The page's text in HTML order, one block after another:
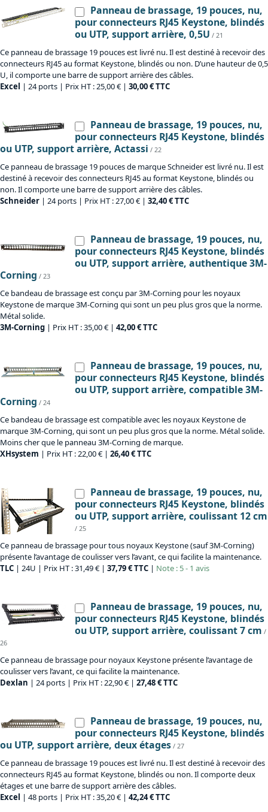
Panneau de brassage, 19 pouces, nu,
pour connecteurs RJ45 Keystone, blindés
ou UTP, support arrière, 0,5U / 21
Ce panneau de brassage 19 pouces est livré nu. Il est destiné à recevoir des
connecteurs RJ45 au format Keystone, blindés ou non. D’une hauteur de 0,5
U, il comporte une barre de support arrière des câbles.
Excel
| 24 ports | Prix HT : 25,00 € | 30,00 € TTC
Panneau de brassage, 19 pouces, nu,
pour connecteurs RJ45 Keystone, blindés
ou UTP, support arrière, Actassi / 22
Ce panneau de brassage 19 pouces de marque Schneider est livré nu. Il est
destiné à recevoir des connecteurs RJ45 au format Keystone, blindés ou
non. Il comporte une barre de support arrière des câbles.
Schneider | 24 ports | Prix HT : 27,00 € | 32,40 € TTC
Panneau de brassage, 19 pouces, nu,
pour connecteurs RJ45 Keystone, blindés
ou UTP, support arrière, authentique 3M-
Corning / 23
Ce bandeau de brassage est conçu par 3M-Corning pour les noyaux
Keystone de marque 3M-Corning qui sont un peu plus gros que la norme.
Métal solide.
3M-Corning | Prix HT : 35,00 € | 42,00 € TTC
Panneau de brassage, 19 pouces, nu,
pour connecteurs RJ45 Keystone, blindés
ou UTP, support arrière, compatible 3M-
Corning / 24
Ce bandeau de brassage est compatible avec les noyaux Keystone de
marque 3M-Corning, qui sont un peu plus gros que la norme. Métal solide.
Moins cher que le panneau 3M-Corning de marque.
XHsystem | Prix HT : 22,00 € | 26,40 € TTC
Panneau de brassage, 19 pouces, nu,
pour connecteurs RJ45 Keystone, blindés
ou UTP, support arrière, coulissant 12 cm
/ 25
Ce panneau de brassage pour tous noyaux Keystone (sauf 3M-Corning)
présente l’avantage de coulisser vers l’avant, ce qui facilite la maintenance.
TLC | 24U | Prix HT : 31,49 € | 37,79 € TTC | Note : 5 - 1 avis
Panneau de brassage, 19 pouces, nu,
pour connecteurs RJ45 Keystone, blindés
ou UTP, support arrière, coulissant 7 cm /
26
Ce panneau de brassage pour noyaux Keystone présente l’avantage de
coulisser vers l’avant, ce qui facilite la maintenance.
Dexlan | 24 ports | Prix HT : 22,90 € | 27,48 € TTC
Panneau de brassage, 19 pouces, nu,
pour connecteurs RJ45 Keystone, blindés
ou UTP, support arrière, deux étages / 27
Ce panneau de brassage 19 pouces est livré nu. Il est destiné à recevoir des
connecteurs RJ45 au format Keystone, blindés ou non. Il comporte deux
étages et une barre de support arrière des câbles.
Excel
| 48 ports | Prix HT : 35,20 € | 42,24 € TTC